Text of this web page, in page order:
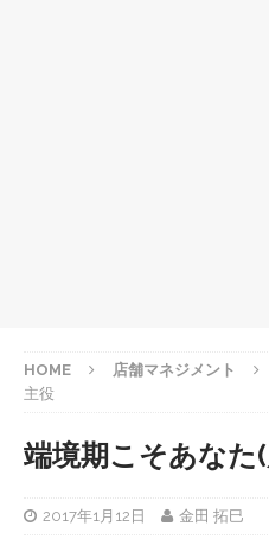
HOME 店舗マネジメント
主役
端境期こそあなた
2017年1月12日 金田 拓巳